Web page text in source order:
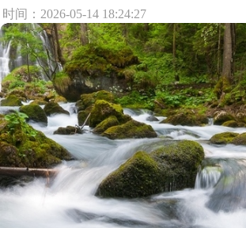
时间：2026-05-14 18:24:27